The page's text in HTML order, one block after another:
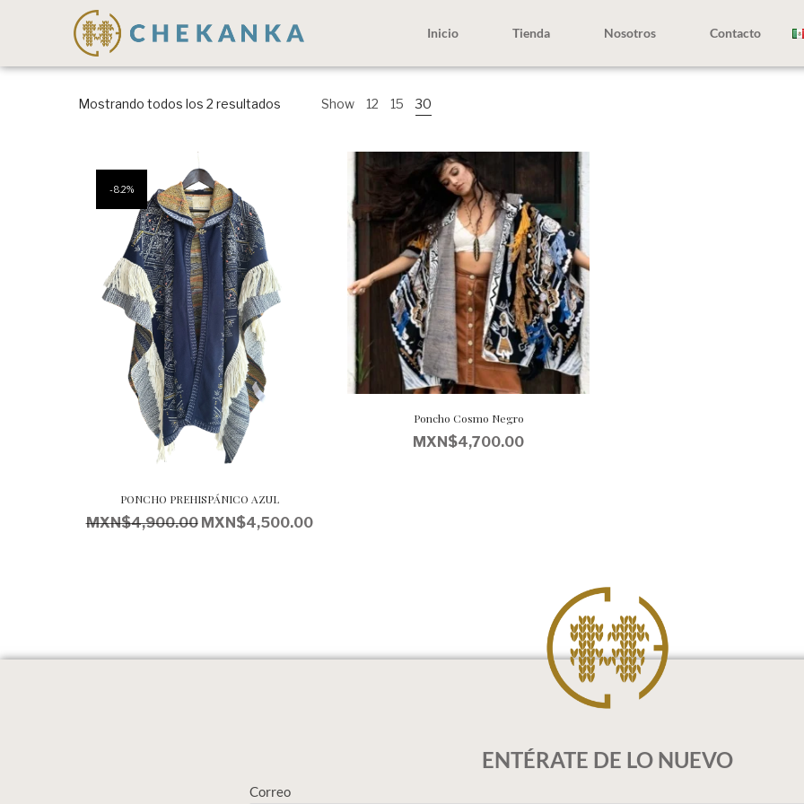
Inicio Tienda Nosotros Contacto
Mostrando todos los 2 resultados Show 12 15 30
8.2%
PONCHO PREHISPÁNICO AZUL
MXN$4,900.00 MXN$4,500.00
Poncho Cosmo Negro
MXN$4,700.00
ENTÉRATE DE LO NUEVO
Correo